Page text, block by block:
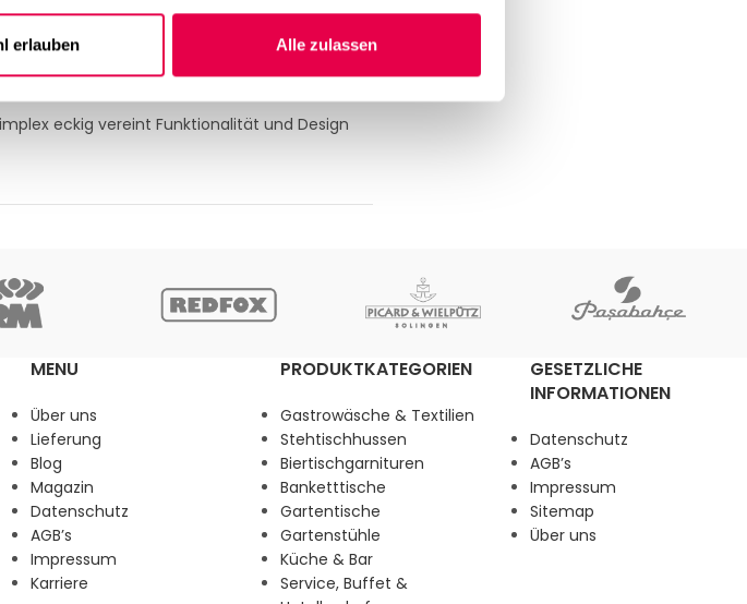
erlauben Alle zulassen
eckig vereint Funktionalität und Design
MENU
Über uns
Lieferung
Blog
Magazin
Datenschutz
AGB’s
Impressum
Karriere
PRODUKTKATEGORIEN
Gastrowäsche & Textilien
Stehtischhussen
Biertischgarnituren
Banketttische
Gartentische
Gartenstühle
Küche & Bar
Service, Buffet &
GESETZLICHE
INFORMATIONEN
Datenschutz
AGB’s
Impressum
Sitemap
Über uns